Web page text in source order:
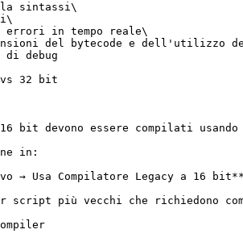
sintassi\
errori in tempo reale\
del bytecode e dell'utilizzo
debug
32 bit
bit devono essere compilati
in:
→ Usa Compilatore Legacy a 16 bit**
script più vecchi che richiedono